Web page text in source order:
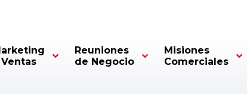
Reuniones
de Negocio
Misiones
Comerciales